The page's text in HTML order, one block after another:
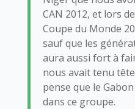
CAN 2012, et lors
Coupe du Monde
sauf que les
aura aussi fort à
nous avait tenu
pense que le
dans ce groupe.